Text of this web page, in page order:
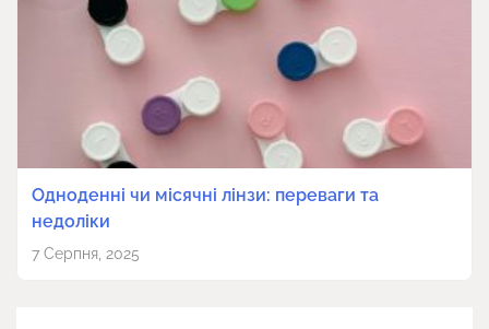
Одноденні чи місячні лінзи: переваги та
недоліки
7 Серпня, 2025